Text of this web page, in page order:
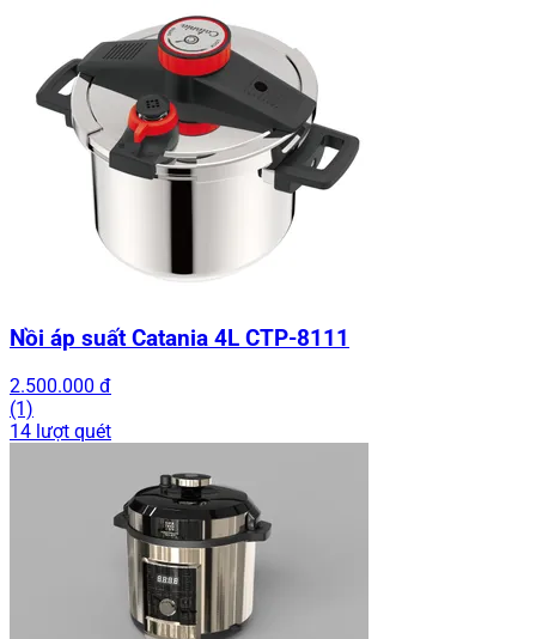
Nồi áp suất Catania 4L CTP-8111
2.500.000 đ
(1)
14 lượt quét